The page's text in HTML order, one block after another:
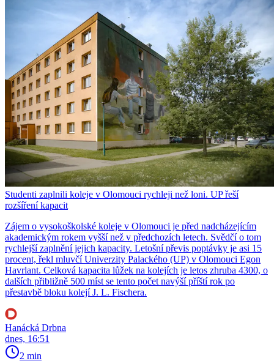
Studenti zaplnili koleje v Olomouci rychleji než loni. UP řeší
rozšíření kapacit
Zájem o vysokoškolské koleje v Olomouci je před nadcházejícím
akademickým rokem vyšší než v předchozích letech. Svědčí o tom
rychlejší zaplnění jejich kapacity. Letošní převis poptávky je asi 15
procent, řekl mluvčí Univerzity Palackého (UP) v Olomouci Egon
Havrlant. Celková kapacita lůžek na kolejích je letos zhruba 4300, o
dalších přibližně 500 míst se tento počet navýší příští rok po
přestavbě bloku kolejí J. L. Fischera.
Hanácká Drbna
dnes, 16:51
2 min